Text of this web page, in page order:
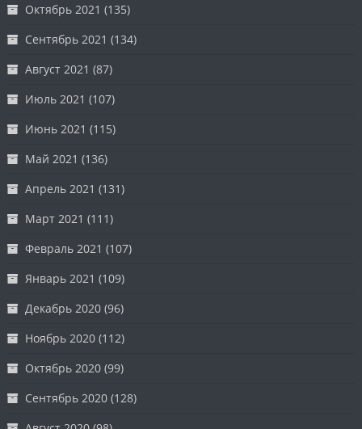
Октябрь 2021 (135)
Сентябрь 2021 (134)
Август 2021 (87)
Июль 2021 (107)
Июнь 2021 (115)
Май 2021 (136)
Апрель 2021 (131)
Март 2021 (111)
Февраль 2021 (107)
Январь 2021 (109)
Декабрь 2020 (96)
Ноябрь 2020 (112)
Октябрь 2020 (99)
Сентябрь 2020 (128)